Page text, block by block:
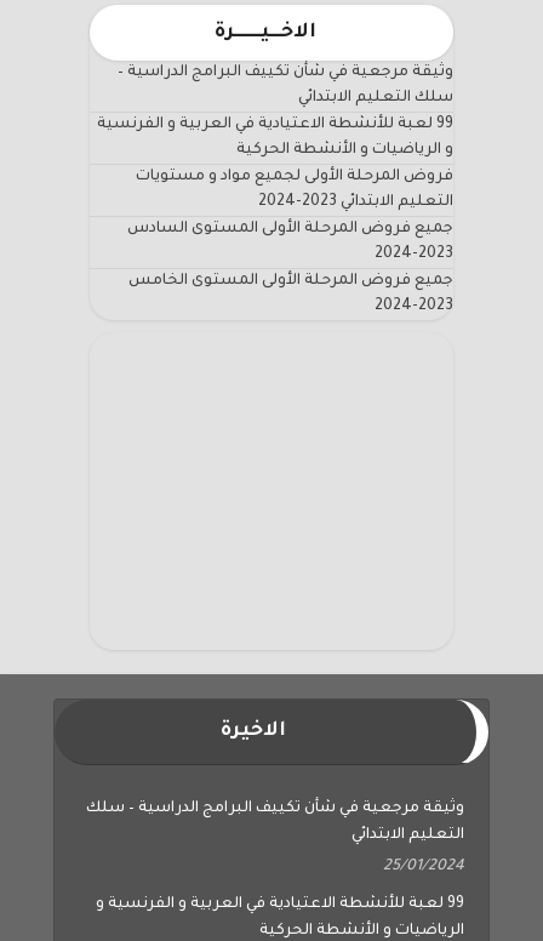
الاخـــيـــــــرة
وثيقة مرجعية في شأن تكييف البرامج الدراسية –
سلك التعليم الابتدائي
99 لعبة للأنشطة الاعتيادية في العربية و الفرنسية
و الرياضيات و الأنشطة الحركية
فروض المرحلة الأولى لجميع مواد و مستويات
التعليم الابتدائي 2023-2024
جميع فروض المرحلة الأولى المستوى السادس
2023-2024
جميع فروض المرحلة الأولى المستوى الخامس
2023-2024
الاخيرة
وثيقة مرجعية في شأن تكييف البرامج الدراسية – سلك
التعليم الابتدائي
25/01/2024
99 لعبة للأنشطة الاعتيادية في العربية و الفرنسية و
الرياضيات و الأنشطة الحركية